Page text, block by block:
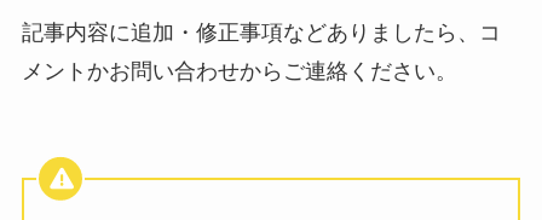
記事内容に追加・修正事項などありましたら、コ
メントかお問い合わせからご連絡ください。